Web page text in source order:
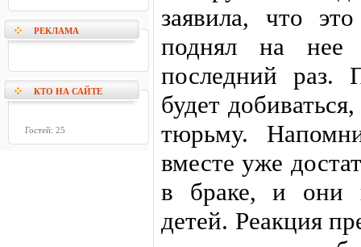
РЕКЛАМА
КТО НА САЙТЕ
Гостей: 25
заявила, что
поднял на
последний раз.
будет
тюрьму.
вместе уже
в браке, и они
детей. Реакция